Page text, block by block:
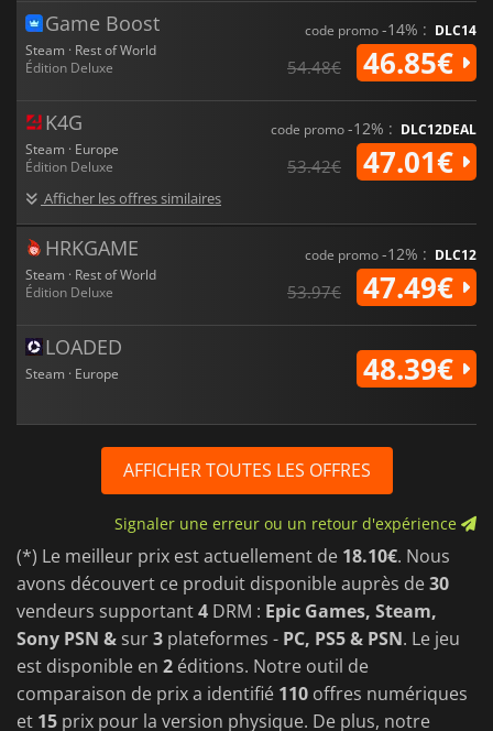
Game Boost
Steam · Rest of World
Édition Deluxe
code promo-14% : DLC14
54.48€ 46.85€
K4G
Steam · Europe
Édition Deluxe
Afficher les offres similaires
code promo-12% : DLC12DEAL
53.42€ 47.01€
HRKGAME
Steam · Rest of World
Édition Deluxe
code promo-12% : DLC12
53.97€ 47.49€
LOADED
Steam · Europe 48.39€
AFFICHER TOUTES LES OFFRES
Signaler une erreur ou un retour d'expérience
(*) Le meilleur prix est actuellement de 18.10€. Nous
avons découvert ce produit disponible auprès de30
vendeurs supportant4 DRM : Epic Games, Steam,
Sony PSN & sur3 plateformes - PC, PS5 & PSN. Le jeu
est disponible en 2 éditions. Notre outil de
comparaison de prix a identifié 110 offres numériques
et 15 prix pour la version physique. De plus, notre